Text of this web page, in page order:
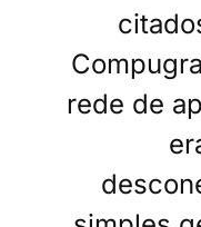
rede de